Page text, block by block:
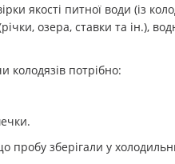
якості питної води (із
озера, ставки та ін.),
колодязів потрібно:
пробу зберігали у